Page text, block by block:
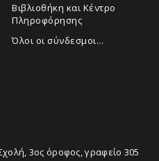
Βιβλιοθήκη και Κέντρο
Πληροφόρησης
Όλοι οι σύνδεσμοι...
3ος όροφος, γραφείο 305